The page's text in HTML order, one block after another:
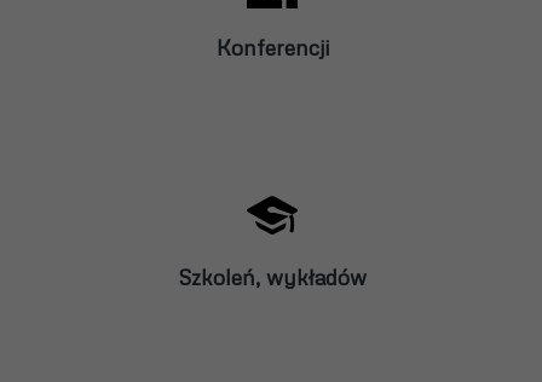
Konferencji
Szkoleń, wykładów